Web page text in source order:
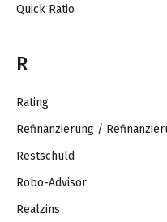
Quick Ratio
R
Rating
Refinanzierung /
Restschuld
Robo-Advisor
Realzins